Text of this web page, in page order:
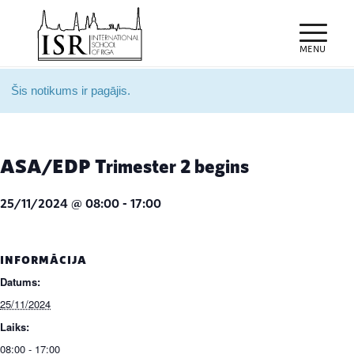
Šis notikums ir pagājis.
ASA/EDP Trimester 2 begins
25/11/2024 @ 08:00 - 17:00
INFORMĀCIJA
Datums:
25/11/2024
Laiks:
08:00 - 17:00